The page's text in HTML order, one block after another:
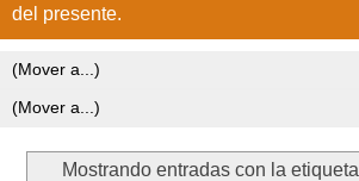
del presente.
Mostrando entradas con la etiqueta